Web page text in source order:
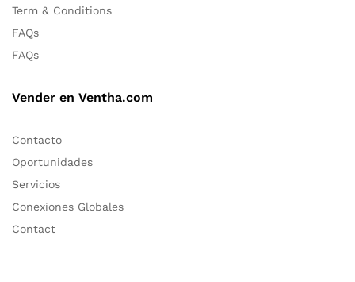
Term & Conditions
FAQs
FAQs
Vender en Ventha.com
Contacto
Oportunidades
Servicios
Conexiones Globales
Contact